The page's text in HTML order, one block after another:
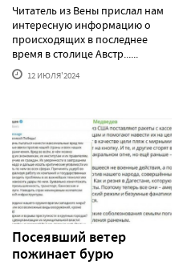
Читатель из Вены прислал нам
интересную информацию о
происходящих в последнее
время в столице Австр......
12 ИЮЛЯ'2024
Посеявший ветер
пожинает бурю